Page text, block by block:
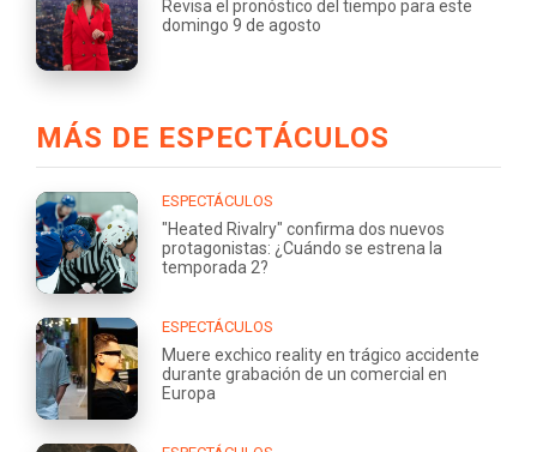
Revisa el pronóstico del tiempo para este
domingo 9 de agosto
MÁS DE ESPECTÁCULOS
ESPECTÁCULOS
"Heated Rivalry" confirma dos nuevos
protagonistas: ¿Cuándo se estrena la
temporada 2?
ESPECTÁCULOS
Muere exchico reality en trágico accidente
durante grabación de un comercial en
Europa